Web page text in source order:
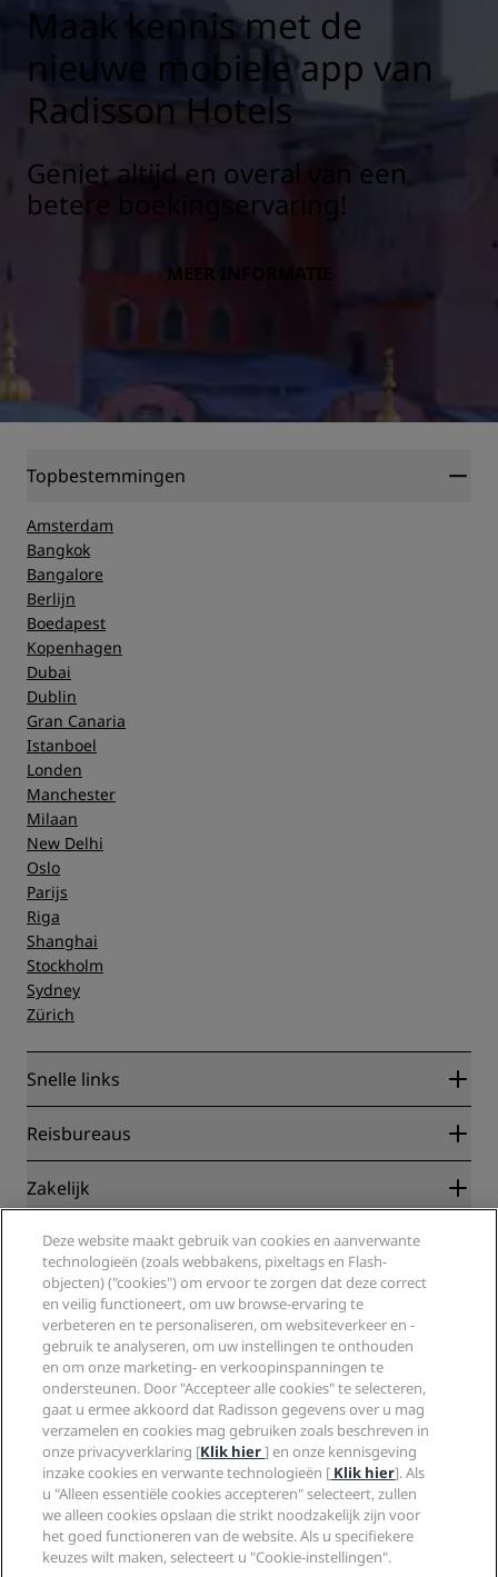
Maak kennis met de
nieuwe mobiele app van
Radisson Hotels
Geniet altijd en overal van een
betere boekingservaring!
MEER INFORMATIE
Topbestemmingen
Amsterdam
Bangkok
Bangalore
Berlijn
Boedapest
Kopenhagen
Dubai
Dublin
Gran Canaria
Istanboel
Londen
Manchester
Milaan
New Delhi
Oslo
Parijs
Riga
Shanghai
Stockholm
Sydney
Zürich
Snelle links
Radisson Rewards
Blog
Bestemmingen
Radisson Hotels-app
Sports Approved-hotels
Gezinsvriendelijk hotels
Gezondheid en veiligheid
Reisbureaus
Partners
Reisagenten
Zakelijk
Radisson Hotel Group
Media
Vacatures RHG
Vacatures PPHE
Vacatures EHL
The Club by RHG
Hotelontwikkeling
Duurzaam ondernemen
Inkoop
Juridisch
Privacycentrum
Juridische kennisgeving
Algemene voorwaarden voor Radisson Rewards
Gebruikersovereenkomst site
Digitale toegankelijkheid
Verklaring inzake moderne slavernij
Help
Waarschuwingen voor consumenten
Contactgegevens
Veelgestelde vragen
Sitemap
Social media
Radisson Hotels Brands
Deze website maakt gebruik van cookies en aanverwante
technologieën (zoals webbakens, pixeltags en Flash-
objecten) ("cookies") om ervoor te zorgen dat deze correct
en veilig functioneert, om uw browse-ervaring te
verbeteren en te personaliseren, om websiteverkeer en -
gebruik te analyseren, om uw instellingen te onthouden
en om onze marketing- en verkoopinspanningen te
ondersteunen. Door "Accepteer alle cookies" te selecteren,
gaat u ermee akkoord dat Radisson gegevens over u mag
verzamelen en cookies mag gebruiken zoals beschreven in
onze privacyverklaring [Klik hier] en onze kennisgeving
inzake cookies en verwante technologieën [ Klik hier]. Als
u "Alleen essentiële cookies accepteren" selecteert, zullen
we alleen cookies opslaan die strikt noodzakelijk zijn voor
het goed functioneren van de website. Als u specifiekere
keuzes wilt maken, selecteert u "Cookie-instellingen".